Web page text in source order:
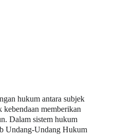
hukum antara subjek
memberikan
Dalam sistem hukum
Undang-Undang Hukum